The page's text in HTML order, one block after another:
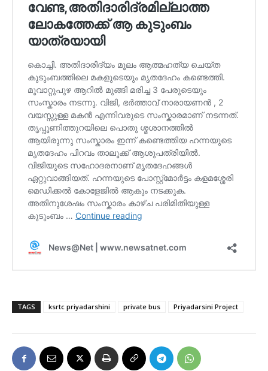
TAGS ksrtc priyadarshini private bus Priyadarsini Project